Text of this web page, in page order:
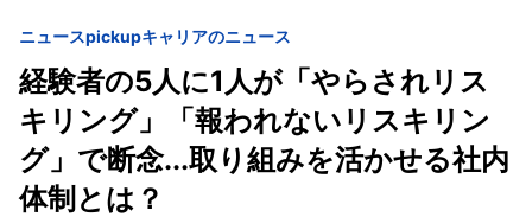
ニュースpickupキャリアのニュース
経験者の5人に1人が「やらされリス
キリング」「報われないリスキリン
グ」で断念...取り組みを活かせる社内
体制とは？